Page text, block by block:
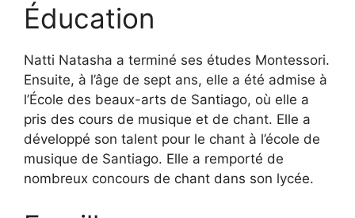
Éducation
Natti Natasha a terminé ses études Montessori.
Ensuite, à l’âge de sept ans, elle a été admise à
l’École des beaux-arts de Santiago, où elle a
pris des cours de musique et de chant. Elle a
développé son talent pour le chant à l’école de
musique de Santiago. Elle a remporté de
nombreux concours de chant dans son lycée.